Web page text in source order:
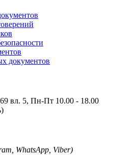
документов
вл. 5, Пн-Пт 10.00 - 18.00
WhatsApp, Viber)